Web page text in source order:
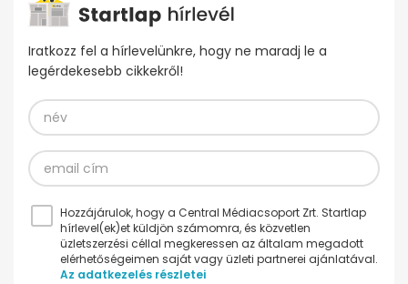
Iratkozz fel a hírlevelünkre, hogy ne maradj le a
legérdekesebb cikkekről!
Hozzájárulok, hogy a Central Médiacsoport Zrt. Startlap
hírlevel(ek)et küldjön számomra, és közvetlen
üzletszerzési céllal megkeressen az általam megadott
elérhetőségeimen saját vagy üzleti partnerei ajánlatával.
Az adatkezelés részletei